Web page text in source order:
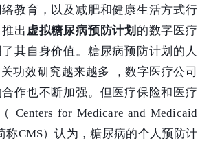
教育，以及减肥和健康生活方式行
出 虚拟糖尿病预防计划 的数字医疗
其自身价值。糖尿病预防计划的人
功效研究越来越多 ，数字医疗公司
作也不断加强。但医疗保险和医疗
Centers for Medicare and Medicaid
称CMS）认为，糖尿病的个人预防计